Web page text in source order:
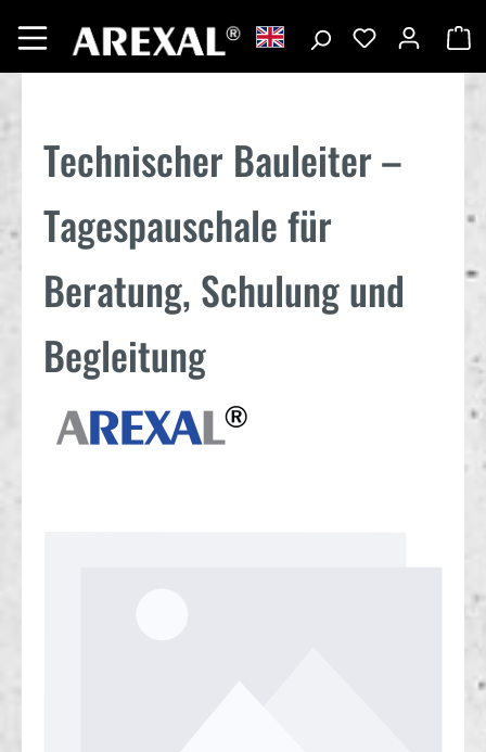
Technischer Bauleiter –
Tagespauschale für
Beratung, Schulung und
Begleitung